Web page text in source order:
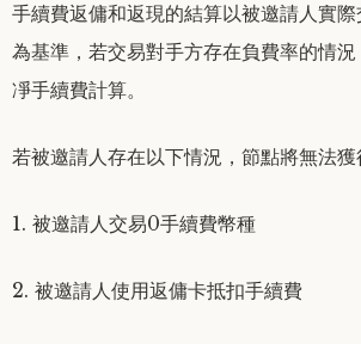
手續費返傭和返現的結算以被邀請人實
為基準，若交易對手方存在負費率的情
凈手續費計算。
若被邀請人存在以下情況，節點將無法獲
1. 被邀請人交易0手續費幣種
2. 被邀請人使用返傭卡抵扣手續費